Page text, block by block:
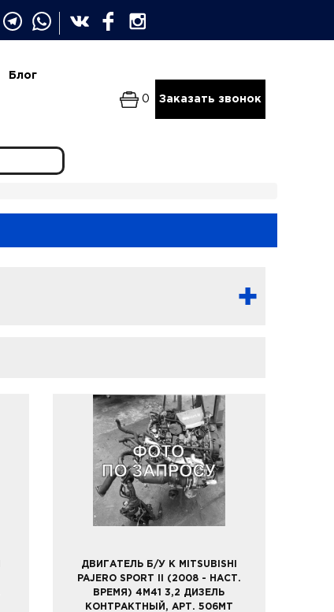
Блог
0 Заказать звонок
ДВИГАТЕЛЬ Б/У К MITSUBISHI
PAJERO SPORT II (2008 - НАСТ.
ВРЕМЯ) 4M41 3,2 ДИЗЕЛЬ
КОНТРАКТНЫЙ, АРТ. 506MT